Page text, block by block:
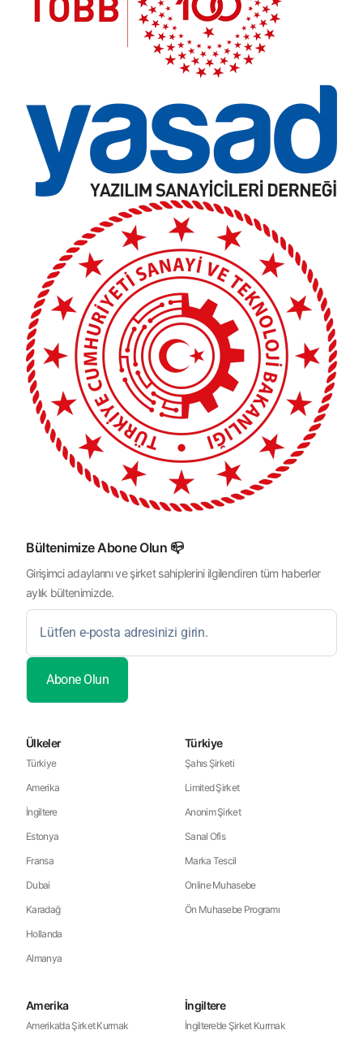
Bültenimize Abone Olun 📪
Girişimci adaylarını ve şirket sahiplerini ilgilendiren tüm haberler
aylık bültenimizde.
Ülkeler
Türkiye
Amerika
İngiltere
Estonya
Fransa
Dubai
Karadağ
Hollanda
Almanya
Türkiye
Şahıs Şirketi
Limited Şirket
Anonim Şirket
Sanal Ofis
Marka Tescil
Online Muhasebe
Ön Muhasebe Programı
Amerika
Amerika’da Şirket Kurmak
İngiltere
İngiltere’de Şirket Kurmak